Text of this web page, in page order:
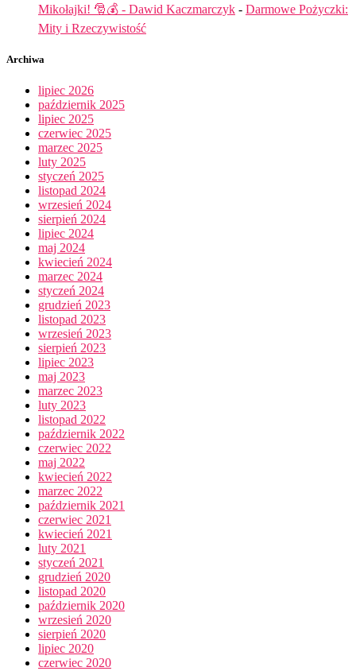
Mikołajki! 🎅💰 - Dawid Kaczmarczyk - Darmowe Pożyczki:
Mity i Rzeczywistość
Archiwa
lipiec 2026
październik 2025
lipiec 2025
czerwiec 2025
marzec 2025
luty 2025
styczeń 2025
listopad 2024
wrzesień 2024
sierpień 2024
lipiec 2024
maj 2024
kwiecień 2024
marzec 2024
styczeń 2024
grudzień 2023
listopad 2023
wrzesień 2023
sierpień 2023
lipiec 2023
maj 2023
marzec 2023
luty 2023
listopad 2022
październik 2022
czerwiec 2022
maj 2022
kwiecień 2022
marzec 2022
październik 2021
czerwiec 2021
kwiecień 2021
luty 2021
styczeń 2021
grudzień 2020
listopad 2020
październik 2020
wrzesień 2020
sierpień 2020
lipiec 2020
czerwiec 2020